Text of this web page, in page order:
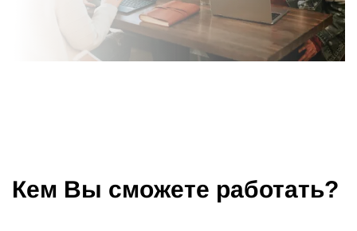
Кем Вы сможете работать?